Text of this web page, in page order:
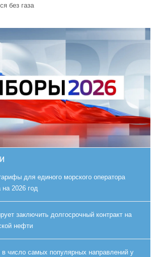
без газа
для единого морского оператора
на 2026 год
заключить долгосрочный контракт на
нефти
число самых популярных направлений у